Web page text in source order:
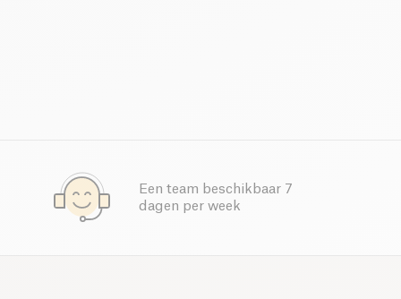
Een team beschikbaar 7
dagen per week